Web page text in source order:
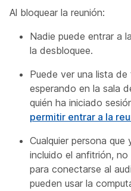
Al bloquear la reunión:
Nadie puede entrar a
la desbloquee.
Puede ver una lista
esperando en la sala
quién ha iniciado
permitir entrar a la
Cualquier persona
incluido el anfitrión, no
para conectarse al
pueden usar la